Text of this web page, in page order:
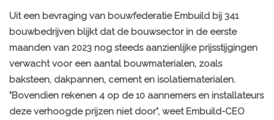
Uit een bevraging van bouwfederatie Embuild bij 341
bouwbedrijven blijkt dat de bouwsector in de eerste
maanden van 2023 nog steeds aanzienlijke prijsstijgingen
verwacht voor een aantal bouwmaterialen, zoals
baksteen, dakpannen, cement en isolatiematerialen.
"Bovendien rekenen 4 op de 10 aannemers en installateurs
deze verhoogde prijzen niet door", weet Embuild-CEO